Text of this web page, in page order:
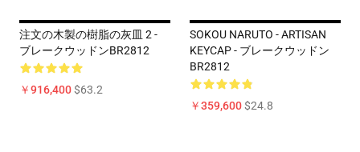
注文の木製の樹脂の灰皿 2 -
ブレークウッドンBR2812
￥916,400$63.2
SOKOU NARUTO - ARTISAN
KEYCAP - ブレークウッドン
BR2812
￥359,600$24.8